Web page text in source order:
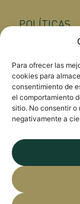
Para ofrecer las
cookies para
consentimiento de
el comportamiento
sitio. No consentir
negativamente a
POLÍTICAS
Política de
Política de
CONTACTA
630 90 38